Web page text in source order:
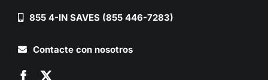
855 4-IN SAVES (855 446-7283)
Contacte con nosotros